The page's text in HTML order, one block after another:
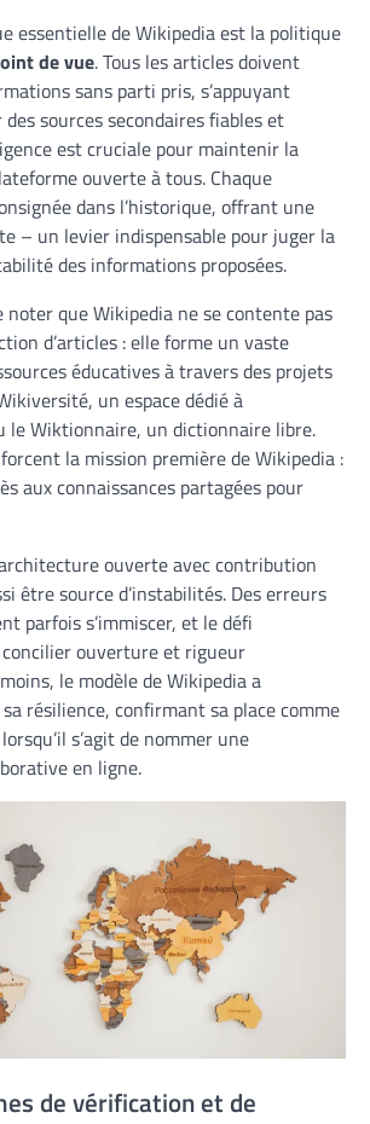
essentielle de Wikipedia est la politique
de vue. Tous les articles doivent
sans parti pris, s’appuyant
sources secondaires fiables et
est cruciale pour maintenir la
ouverte à tous. Chaque
dans l’historique, offrant une
– un levier indispensable pour juger la
des informations proposées.
que Wikipedia ne se contente pas
d’articles : elle forme un vaste
éducatives à travers des projets
un espace dédié à
le Wiktionnaire, un dictionnaire libre.
la mission première de Wikipedia :
aux connaissances partagées pour
ouverte avec contribution
être source d’instabilités. Des erreurs
parfois s’immiscer, et le défi
ouverture et rigueur
le modèle de Wikipedia a
résilience, confirmant sa place comme
s’agit de nommer une
en ligne.
de vérification et de